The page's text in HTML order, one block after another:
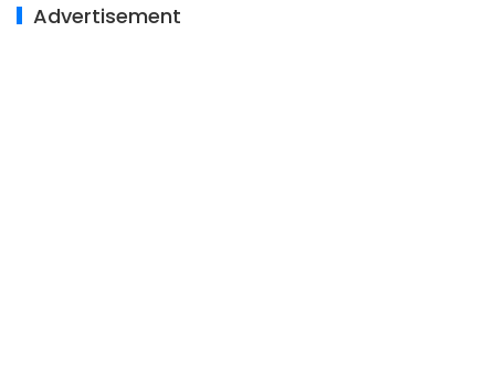
Advertisement